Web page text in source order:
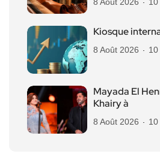
Kiosque
8 Août 2026
Mayada El
Khairy à
8 Août 2026